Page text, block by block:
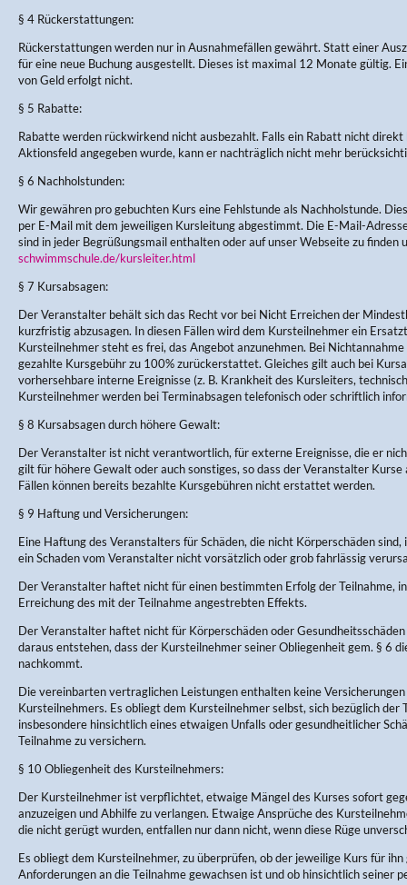
§ 4 Rückerstattungen:
Rückerstattungen werden nur in Ausnahmefällen gewährt. Statt einer
für eine neue Buchung ausgestellt. Dieses ist maximal 12 Monate gültig.
von Geld erfolgt nicht.
§ 5 Rabatte:
Rabatte werden rückwirkend nicht ausbezahlt. Falls ein Rabatt nicht direkt
Aktionsfeld angegeben wurde, kann er nachträglich nicht mehr
§ 6 Nachholstunden:
Wir gewähren pro gebuchten Kurs eine Fehlstunde als Nachholstunde.
per E-Mail mit dem jeweiligen Kursleitung abgestimmt. Die E-Mail-
sind in jeder Begrüßungsmail enthalten oder auf unser Webseite zu finden
schwimmschule.de/kursleiter.html
§ 7 Kursabsagen:
Der Veranstalter behält sich das Recht vor bei Nicht Erreichen der
kurzfristig abzusagen. In diesen Fällen wird dem Kursteilnehmer ein
Kursteilnehmer steht es frei, das Angebot anzunehmen. Bei
gezahlte Kursgebühr zu 100% zurückerstattet. Gleiches gilt auch bei
vorhersehbare interne Ereignisse (z. B. Krankheit des Kursleiters,
Kursteilnehmer werden bei Terminabsagen telefonisch oder schriftlich
§ 8 Kursabsagen durch höhere Gewalt:
Der Veranstalter ist nicht verantwortlich, für externe Ereignisse, die er
gilt für höhere Gewalt oder auch sonstiges, so dass der Veranstalter Kurse
Fällen können bereits bezahlte Kursgebühren nicht erstattet werden.
§ 9 Haftung und Versicherungen:
Eine Haftung des Veranstalters für Schäden, die nicht Körperschäden sind,
ein Schaden vom Veranstalter nicht vorsätzlich oder grob fahrlässig
Der Veranstalter haftet nicht für einen bestimmten Erfolg der Teilnahme,
Erreichung des mit der Teilnahme angestrebten Effekts.
Der Veranstalter haftet nicht für Körperschäden oder
daraus entstehen, dass der Kursteilnehmer seiner Obliegenheit gem. § 6
nachkommt.
Die vereinbarten vertraglichen Leistungen enthalten keine Versicherungen
Kursteilnehmers. Es obliegt dem Kursteilnehmer selbst, sich bezüglich der
insbesondere hinsichtlich eines etwaigen Unfalls oder gesundheitlicher
Teilnahme zu versichern.
§ 10 Obliegenheit des Kursteilnehmers:
Der Kursteilnehmer ist verpflichtet, etwaige Mängel des Kurses sofort
anzuzeigen und Abhilfe zu verlangen. Etwaige Ansprüche des
die nicht gerügt wurden, entfallen nur dann nicht, wenn diese Rüge
Es obliegt dem Kursteilnehmer, zu überprüfen, ob der jeweilige Kurs für
Anforderungen an die Teilnahme gewachsen ist und ob hinsichtlich seiner